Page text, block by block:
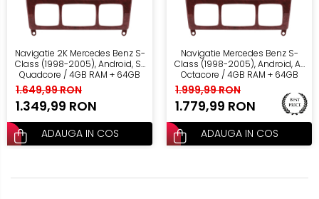
Nissan
Land Rover
Mazda
Honda
Citroen
Navigatie 2K Mercedes Benz S-
Class (1998-2005), Android, S-
Quadcore / 4GB RAM + 64GB
ROM, 9.5 Inch - AD-
BGS90042K+AD-BGRKIT408
1.649,99 RON
1.349,99 RON
ADAUGA IN COS
Navigatie Mercedes Benz S-
Class (1998-2005), Android, A-
Octacore / 4GB RAM + 64GB
ROM, 9 Inch - AD-BGA9004+AD-
BGRKIT408
1.999,99 RON
1.779,99 RON
ADAUGA IN COS